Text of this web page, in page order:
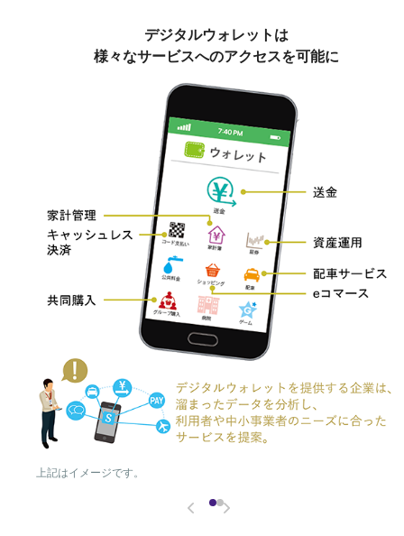
上記はイメージです。
デジタルウォレットは
様々なサービスへのアクセスを可能に